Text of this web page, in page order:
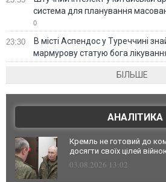
система для планування
0
23:30
В місті Аспендос у Туреччині
мармурову статую бога
БІЛЬШЕ
АНАЛІТИКА
Кремль не готовий до
досягти своїх цілей
03.08.2026 13:02